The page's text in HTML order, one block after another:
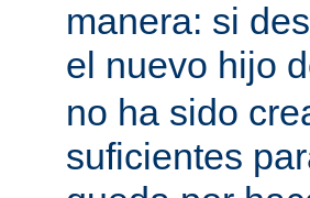
manera: si
el nuevo hijo
no ha sido
suficientes